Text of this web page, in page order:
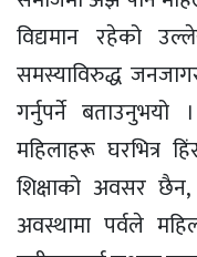
विद्यमान रहेको
समस्याविरुद्ध
गर्नुपर्ने
महिलाहरू घरभित्र
शिक्षाको अवसर
अवस्थामा पर्वले